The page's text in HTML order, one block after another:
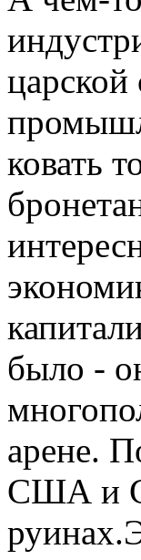
царской
ковать
было -
арене.
США и